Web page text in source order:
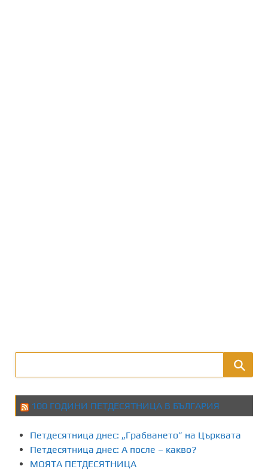
100 ГОДИНИ ПЕТДЕСЯТНИЦА В БЪЛГАРИЯ
Петдесятница днес: „Грабването” на Църквата
Петдесятница днес: А после – какво?
МОЯТА ПЕТДЕСЯТНИЦА